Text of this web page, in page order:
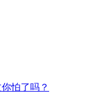
怕了吗？